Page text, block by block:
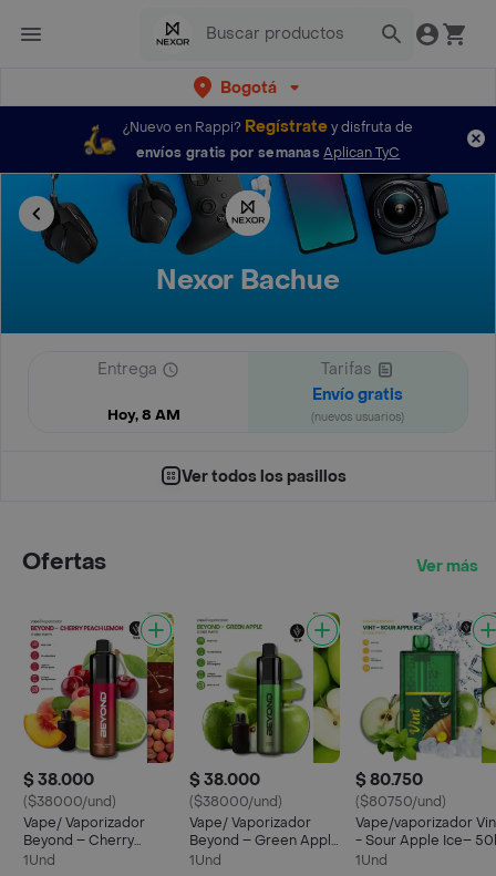
Bogotá
¿Nuevo en Rappi? Regístratey disfruta de
envíos gratis por semanas Aplican TyC
Nexor Bachue
Entrega
Hoy, 8 AM
Tarifas
Envío gratis
(nuevos usuarios)
Ver todos los pasillos
Ofertas Ver más
$ 38.000
($38000/und)
Vape/ Vaporizador
Beyond – Cherry
Peach Lemon - 12 K
1Und
$ 38.000
($38000/und)
Vape/ Vaporizador
Beyond – Green Apple
- 12k
1Und
$ 80.750
($80750/und)
Vape/vaporizador
- Sour Apple Ice–
1Und